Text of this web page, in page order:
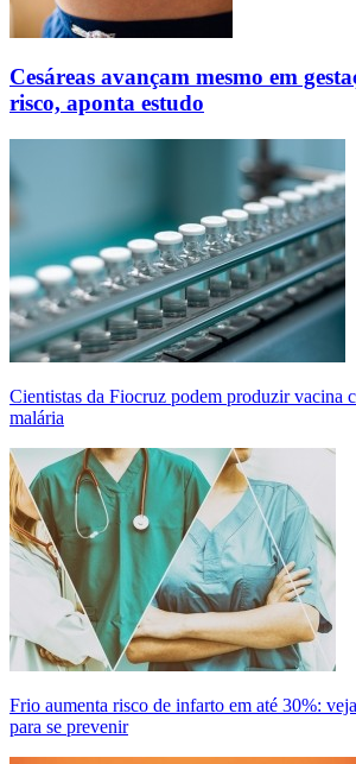
Cesáreas avançam mesmo em
risco, aponta estudo
Cientistas da Fiocruz podem produzir vacina
malária
Frio aumenta risco de infarto em até 30%:
para se prevenir